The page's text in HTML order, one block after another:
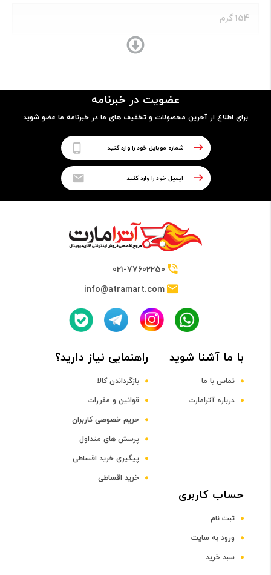
154 گرم
بدنه و فریم ساخته شده از پلاستیک
پردازنده
نوع پردازنده
Quad-core CPU
1.3 گیگاهرتز
5.1 تا 6 اینچ
فناوری
عضویت در خبرنامه
برای اطلاع از آخرین محصولات و تخفیف های ما در خبرنامه ما عضو شوید
021-77602250
info@atramart.com
با ما آشنا شوید
تماس با ما
درباره آترامارت
راهنمایی نیاز دارید؟
بازگرداندن کالا
قوانین و مقررات
حریم خصوصی کاربران
پرسش های متداول
پیگیری خرید اقساطی
خرید اقساطی
حساب کاربری
ثبت نام
ورود به سایت
سبد خرید